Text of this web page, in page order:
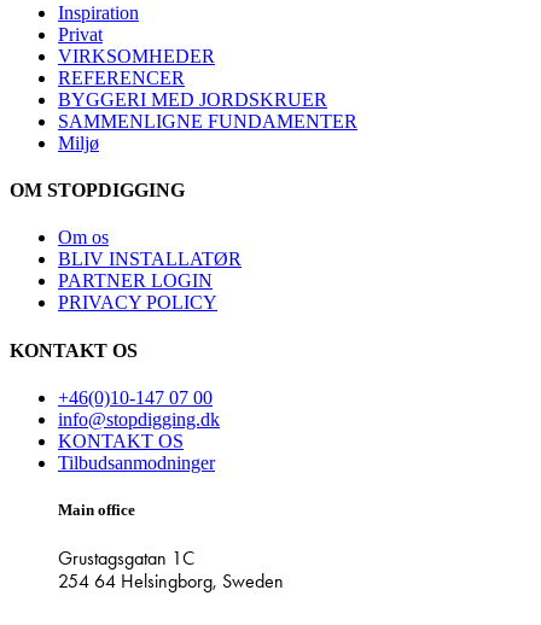
Inspiration
Privat
VIRKSOMHEDER
REFERENCER
BYGGERI MED JORDSKRUER
SAMMENLIGNE FUNDAMENTER
Miljø
OM STOPDIGGING
Om os
BLIV INSTALLATØR
PARTNER LOGIN
PRIVACY POLICY
KONTAKT OS
+46(0)10-147 07 00
info@stopdigging.dk
KONTAKT OS
Tilbudsanmodninger
Main office
Grustagsgatan 1C
254 64 Helsingborg, Sweden